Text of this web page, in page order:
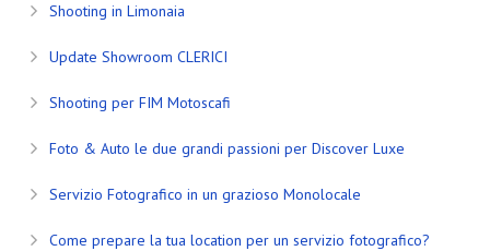
Shooting in Limonaia
Update Showroom CLERICI
Shooting per FIM Motoscafi
Foto & Auto le due grandi passioni per Discover Luxe
Servizio Fotografico in un grazioso Monolocale
Come prepare la tua location per un servizio fotografico?